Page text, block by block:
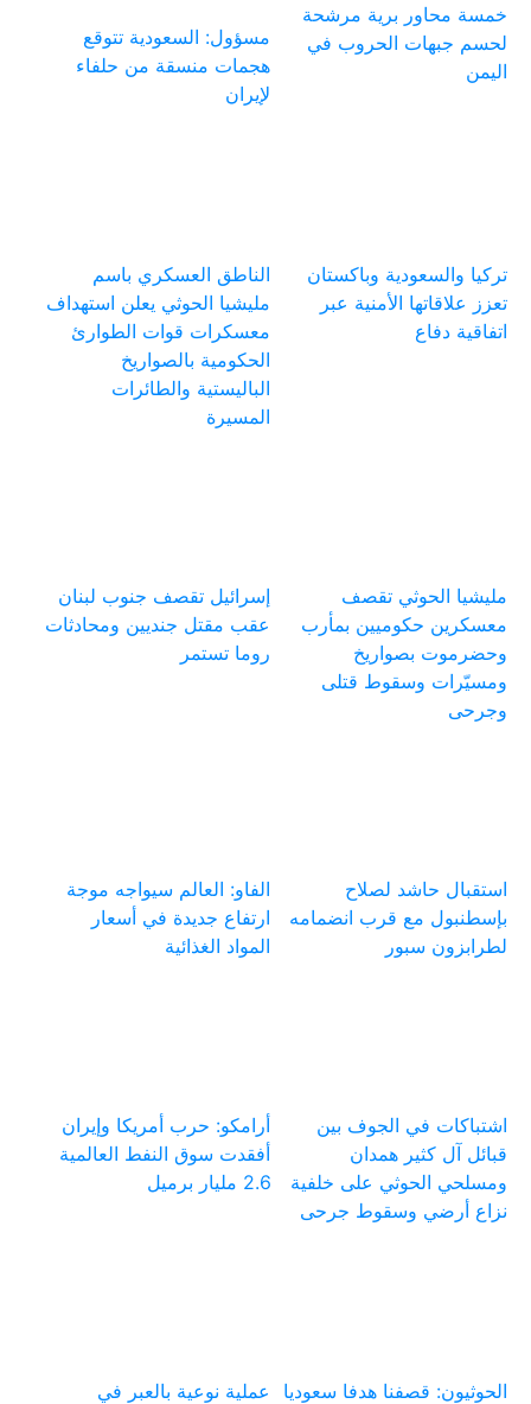
خمسة محاور برية مرشحة
لحسم جبهات الحروب في
اليمن
مسؤول: السعودية تتوقع
هجمات منسقة من حلفاء
لإيران
تركيا والسعودية وباكستان
تعزز علاقاتها الأمنية عبر
اتفاقية دفاع
الناطق العسكري باسم
مليشيا الحوثي يعلن استهداف
معسكرات قوات الطوارئ
الحكومية بالصواريخ
الباليستية والطائرات
المسيرة
مليشيا الحوثي تقصف
معسكرين حكوميين بمأرب
وحضرموت بصواريخ
ومسيّرات وسقوط قتلى
وجرحى
إسرائيل تقصف جنوب لبنان
عقب مقتل جنديين ومحادثات
روما تستمر
استقبال حاشد لصلاح
بإسطنبول مع قرب انضمامه
لطرابزون سبور
الفاو: العالم سيواجه موجة
ارتفاع جديدة في أسعار
المواد الغذائية
اشتباكات في الجوف بين
قبائل آل كثير همدان
ومسلحي الحوثي على خلفية
نزاع أرضي وسقوط جرحى
أرامكو: حرب أمريكا وإيران
أفقدت سوق النفط العالمية
2.6 مليار برميل
الحوثيون: قصفنا هدفا سعوديا عملية نوعية بالعبر في